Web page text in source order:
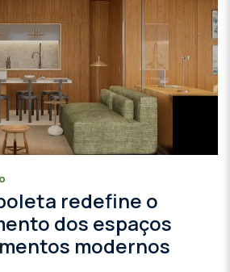
redefine o
dos espaços
modernos